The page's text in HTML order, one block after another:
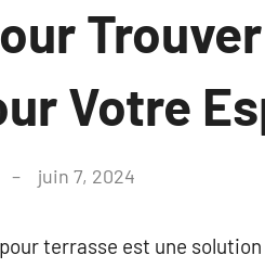
Votre
juin 7, 2024
pour terrasse est une